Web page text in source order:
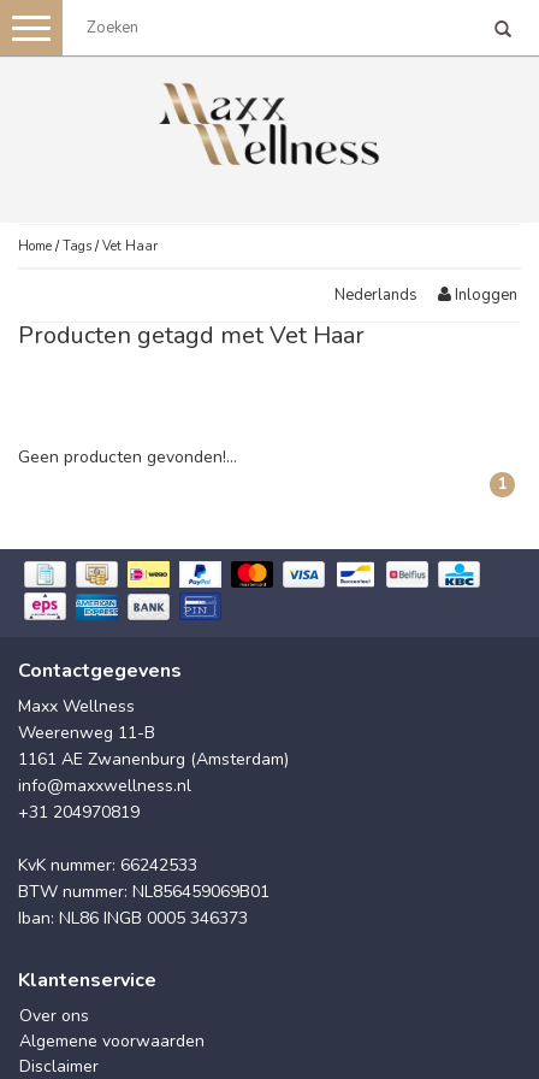
Toggle
navigation
Home /Tags /Vet Haar
Nederlands Inloggen
Producten getagd met Vet Haar
Geen producten gevonden!...
1
Contactgegevens
Maxx Wellness
Weerenweg 11-B
1161 AE Zwanenburg (Amsterdam)
info@maxxwellness.nl
+31 204970819
KvK nummer: 66242533
BTW nummer: NL856459069B01
Iban: NL86 INGB 0005 346373
Klantenservice
Over ons
Algemene voorwaarden
Disclaimer